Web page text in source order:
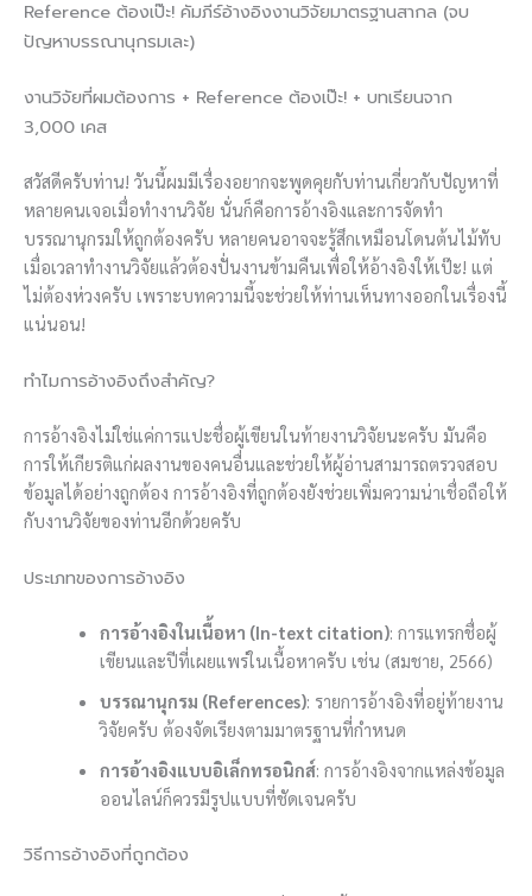
Reference ต้องเป๊ะ! คัมภีร์อ้างอิงงานวิจัยมาตรฐานสากล (จบ
ปัญหาบรรณานุกรมเละ)
งานวิจัยที่ผมต้องการ + Reference ต้องเป๊ะ! + บทเรียนจาก
3,000 เคส
สวัสดีครับท่าน! วันนี้ผมมีเรื่องอยากจะพูดคุยกับท่านเกี่ยวกับปัญหาที่
หลายคนเจอเมื่อทำงานวิจัย นั่นก็คือการอ้างอิงและการจัดทำ
บรรณานุกรมให้ถูกต้องครับ หลายคนอาจจะรู้สึกเหมือนโดนต้นไม้ทับ
เมื่อเวลาทำงานวิจัยแล้วต้องปั่นงานข้ามคืนเพื่อให้อ้างอิงให้เป๊ะ! แต่
ไม่ต้องห่วงครับ เพราะบทความนี้จะช่วยให้ท่านเห็นทางออกในเรื่องนี้
แน่นอน!
ทำไมการอ้างอิงถึงสำคัญ?
การอ้างอิงไม่ใช่แค่การแปะชื่อผู้เขียนในท้ายงานวิจัยนะครับ มันคือ
การให้เกียรติแก่ผลงานของคนอื่นและช่วยให้ผู้อ่านสามารถตรวจสอบ
ข้อมูลได้อย่างถูกต้อง การอ้างอิงที่ถูกต้องยังช่วยเพิ่มความน่าเชื่อถือให้
กับงานวิจัยของท่านอีกด้วยครับ
ประเภทของการอ้างอิง
การอ้างอิงในเนื้อหา (In-text citation): การแทรกชื่อผู้
เขียนและปีที่เผยแพร่ในเนื้อหาครับ เช่น (สมชาย, 2566)
บรรณานุกรม (References): รายการอ้างอิงที่อยู่ท้ายงาน
วิจัยครับ ต้องจัดเรียงตามมาตรฐานที่กำหนด
การอ้างอิงแบบอิเล็กทรอนิกส์: การอ้างอิงจากแหล่งข้อมูล
ออนไลน์ก็ควรมีรูปแบบที่ชัดเจนครับ
วิธีการอ้างอิงที่ถูกต้อง